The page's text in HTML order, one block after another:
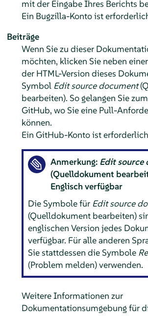
mit der Eingabe Ihres Berichts
Ein Bugzilla-Konto ist
Beiträge
Wenn Sie zu dieser
möchten, klicken Sie neben
der HTML-Version dieses
Symbol Edit source document
bearbeiten). So gelangen Sie
GitHub, wo Sie eine Pull-
können.
Ein GitHub-Konto ist
Anmerkung: Edit source
(Quelldokument
Englisch verfügbar
Die Symbole für Edit source
(Quelldokument bearbeiten)
englischen Version jedes
verfügbar. Für alle anderen
Sie stattdessen die Symbole
(Problem melden) verwenden.
Weitere Informationen zur
Dokumentationsumgebung für